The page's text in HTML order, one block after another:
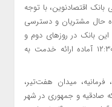
بانک اقتصادنوین، با توجه
حال مشتریان و دسترسی
بانک در روزهای دوم و
سوم فروردین‌ماه ۱۴۰۲ از ساعت ۹:۳۰ تا ۱۲:۳۰ آماده ارائه خدمت به
میدان هفت‌تیر،
صادقیه و جمهوری در شهر